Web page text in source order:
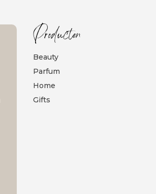
Producten
Beauty
Parfum
Home
Gifts